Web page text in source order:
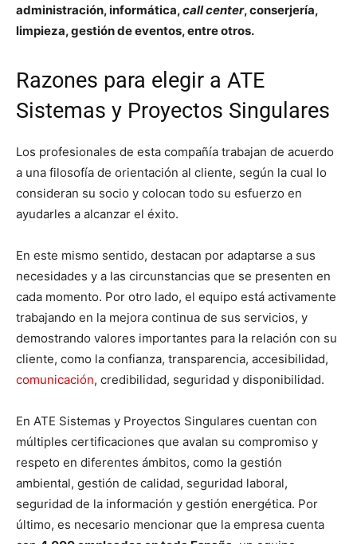
administración, informática,call center, conserjería,
limpieza, gestión de eventos, entre otros.
Razones para elegir a ATE
Sistemas y Proyectos Singulares
Los profesionales de esta compañía trabajan de acuerdo
a una filosofía de orientación al cliente, según la cual lo
consideran su socio y colocan todo su esfuerzo en
ayudarles a alcanzar el éxito.
En este mismo sentido, destacan por adaptarse a sus
necesidades y a las circunstancias que se presenten en
cada momento. Por otro lado, el equipo está activamente
trabajando en la mejora continua de sus servicios, y
demostrando valores importantes para la relación con su
cliente, como la confianza, transparencia, accesibilidad,
comunicación, credibilidad, seguridad y disponibilidad.
En ATE Sistemas y Proyectos Singulares cuentan con
múltiples certificaciones que avalan su compromiso y
respeto en diferentes ámbitos, como la gestión
ambiental, gestión de calidad, seguridad laboral,
seguridad de la información y gestión energética. Por
último, es necesario mencionar que la empresa cuenta